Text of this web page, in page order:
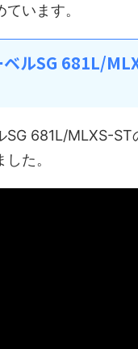
います。
ルSG 681L/
SG 681L/MLXS-ST
た。